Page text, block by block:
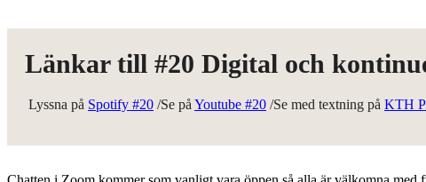
Länkar till #20 Digital och
Lyssna på Spotify #20 /Se på Youtube #20 /Se med textning på KTH